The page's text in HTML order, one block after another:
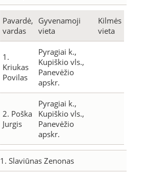
Pavardė,
vardas
Gyvenamoji
vieta
Kilmės
vieta
1.
Kriukas
Povilas
Pyragiai k.,
Kupiškio vls.,
Panevėžio
apskr.
2. Poška
Jurgis
Pyragiai k.,
Kupiškio vls.,
Panevėžio
apskr.
1. Slaviūnas Zenonas